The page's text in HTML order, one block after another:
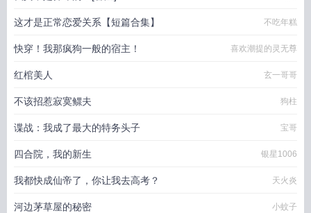
这才是正常恋爱关系【短篇合集】 不吃年糕
快穿！我那疯狗一般的宿主！ 喜欢潮提的灵无尊
红棺美人 玄一哥哥
不该招惹寂寞鳏夫 狗柱
谍战：我成了最大的特务头子 宝哥
四合院，我的新生 银星1006
我都快成仙帝了，你让我去高考？ 天火炎
河边茅草屋的秘密 小蚊子